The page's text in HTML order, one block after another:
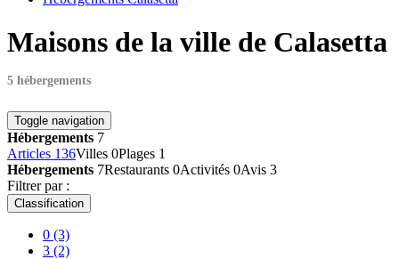
Maisons de la ville de Calasetta
5 hébergements
Toggle navigation
Hébergements 7
Articles 136Villes 0Plages 1
Hébergements 7Restaurants 0Activités 0Avis 3
Filtrer par :
Classification
0 (3)
3 (2)